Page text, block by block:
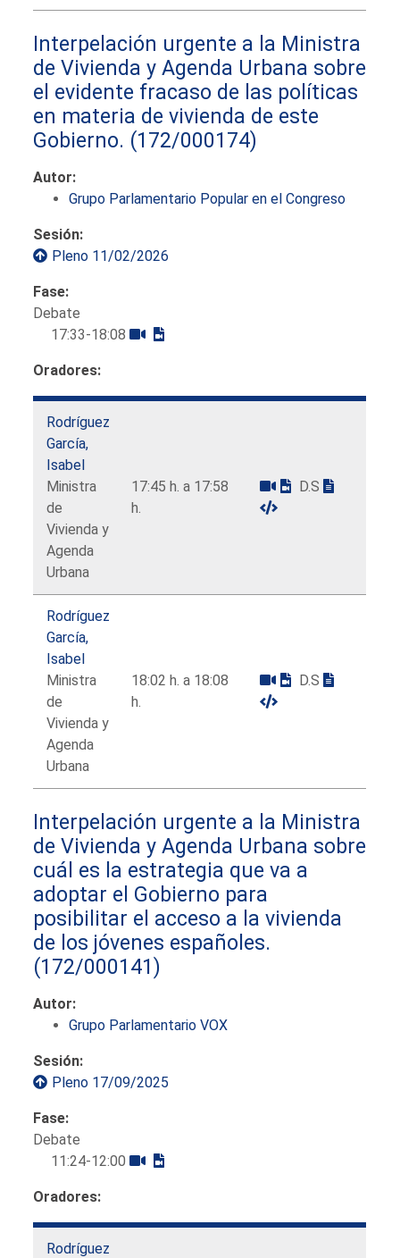
Interpelación urgente a la Ministra
de Vivienda y Agenda Urbana sobre
el evidente fracaso de las políticas
en materia de vivienda de este
Gobierno. (172/000174)
Autor:
Grupo Parlamentario Popular en el Congreso
Sesión:
Pleno 11/02/2026
Fase:
Debate
17:33-18:08
Oradores:
Rodríguez
García,
Isabel
Ministra
de
Vivienda y
Agenda
Urbana
17:45 h. a 17:58
h.
D.S
Rodríguez
García,
Isabel
Ministra
de
Vivienda y
Agenda
Urbana
18:02 h. a 18:08
h.
D.S
Interpelación urgente a la Ministra
de Vivienda y Agenda Urbana sobre
cuál es la estrategia que va a
adoptar el Gobierno para
posibilitar el acceso a la vivienda
de los jóvenes españoles.
(172/000141)
Autor:
Grupo Parlamentario VOX
Sesión:
Pleno 17/09/2025
Fase:
Debate
11:24-12:00
Oradores:
Rodríguez